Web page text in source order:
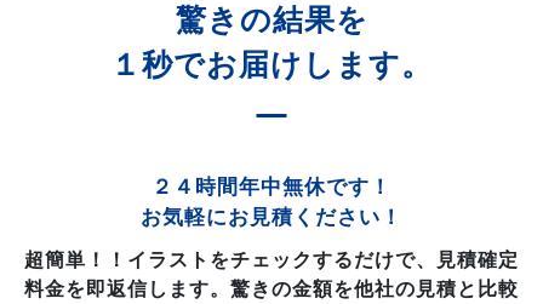
驚きの結果を
１秒でお届けします。
２４時間年中無休です！
お気軽にお見積ください！
超簡単！！イラストをチェックするだけで、見積確定
料金を即返信します。驚きの金額を他社の見積と比較